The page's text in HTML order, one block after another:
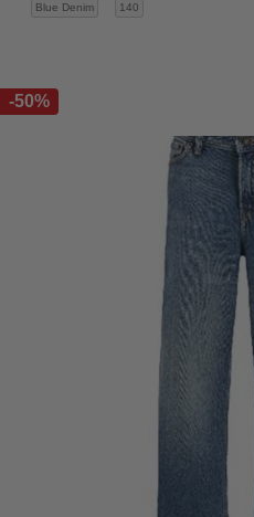
Blue Denim 140
-50%